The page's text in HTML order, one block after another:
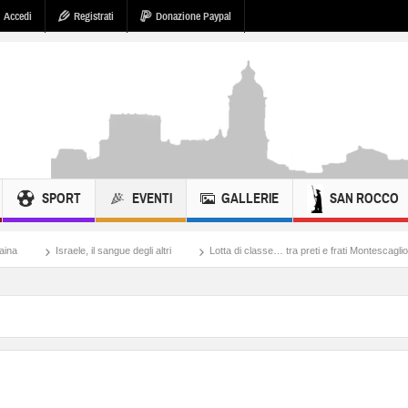
Accedi Registrati Donazione Paypal
SPORT EVENTI GALLERIE SAN ROCCO
sangue degli altri Lotta di classe… tra preti e frati Montescaglioso